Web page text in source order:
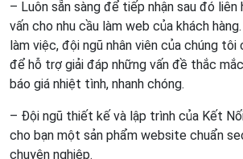
– Luôn sẵn sàng để tiếp nhận sau đó
vấn cho nhu cầu làm web của khách
làm việc, đội ngũ nhân viên của chúng tôi
để hỗ trợ giải đáp những vấn đề thắc
báo giá nhiệt tình, nhanh chóng.
– Đội ngũ thiết kế và lập trình của Kết
cho bạn một sản phẩm website chuẩn
chuyên nghiệp.